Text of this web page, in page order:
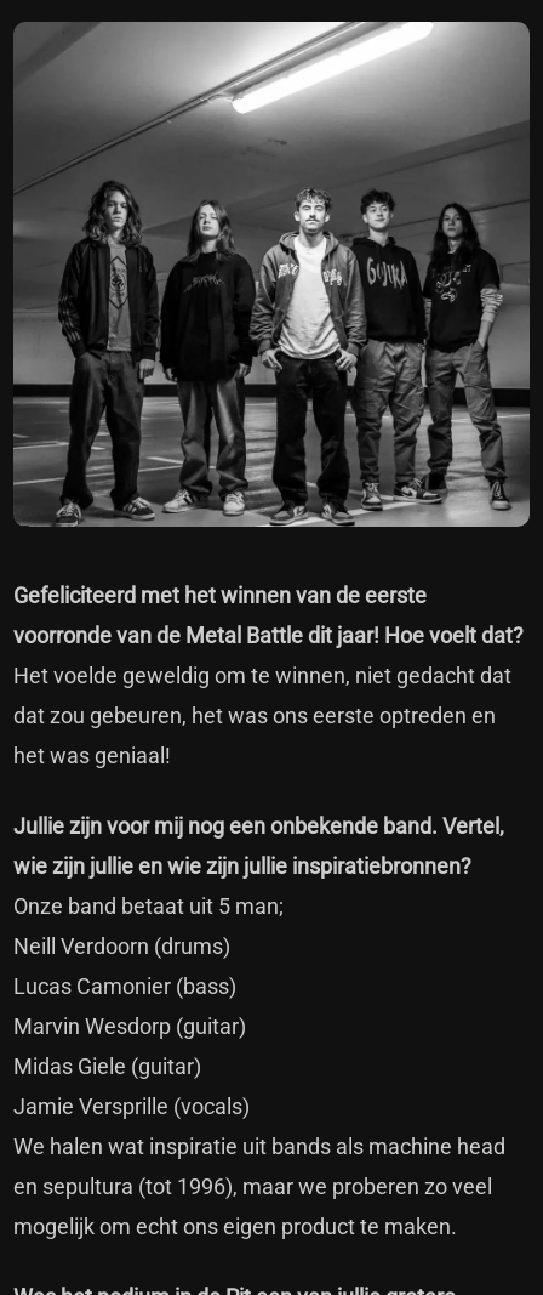
Gefeliciteerd met het winnen van de eerste
voorronde van de Metal Battle dit jaar! Hoe voelt dat?
Het voelde geweldig om te winnen, niet gedacht dat
dat zou gebeuren, het was ons eerste optreden en
het was geniaal!
Jullie zijn voor mij nog een onbekende band. Vertel,
wie zijn jullie en wie zijn jullie inspiratiebronnen?
Onze band betaat uit 5 man;
Neill Verdoorn (drums)
Lucas Camonier (bass)
Marvin Wesdorp (guitar)
Midas Giele (guitar)
Jamie Versprille (vocals)
We halen wat inspiratie uit bands als machine head
en sepultura (tot 1996), maar we proberen zo veel
mogelijk om echt ons eigen product te maken.